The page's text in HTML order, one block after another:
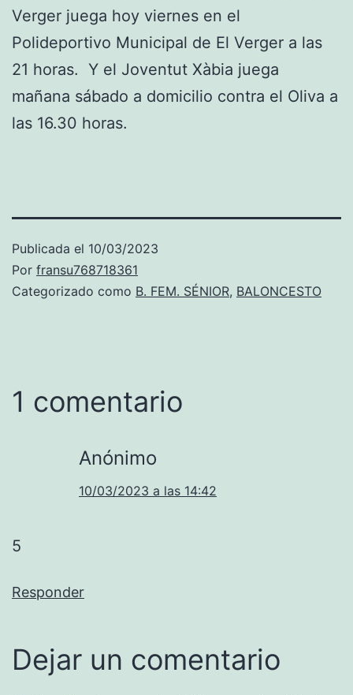
Verger juega hoy viernes en el
Polideportivo Municipal de El Verger a las
21 horas. Y el Joventut Xàbia juega
mañana sábado a domicilio contra el Oliva a
las 16.30 horas.
Publicada el 10/03/2023
Por fransu768718361
Categorizado como B. FEM. SÉNIOR, BALONCESTO
1 comentario
Anónimo
10/03/2023 a las 14:42
5
Responder
Dejar un comentario